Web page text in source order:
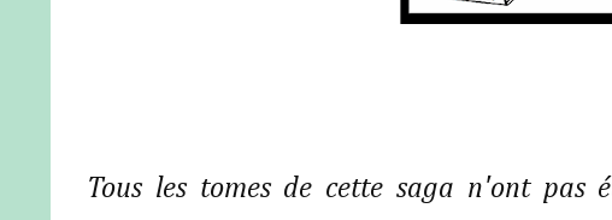
Tous les tomes de cette saga n'ont pas